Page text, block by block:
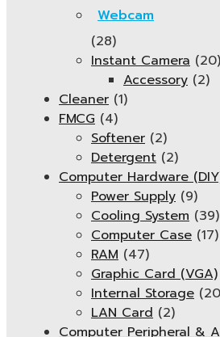
Webcam
(28)
Instant Camera (20)
Accessory (2)
Cleaner (1)
FMCG (4)
Softener (2)
Detergent (2)
Computer Hardware
Power Supply (9)
Cooling System (39)
Computer Case (17)
RAM (47)
Graphic Card (VGA)
Internal Storage
LAN Card (2)
Computer Peripheral &